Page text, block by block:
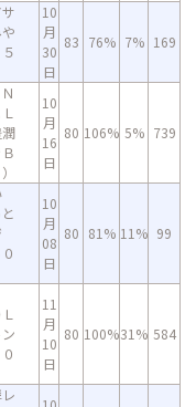
10
月
30
日
83 76% 7% 169
潤
10
月
16
日
80 106% 5% 739
10
月
08
日
80 81% 11% 99
11
月
10
日
80 100%31% 584